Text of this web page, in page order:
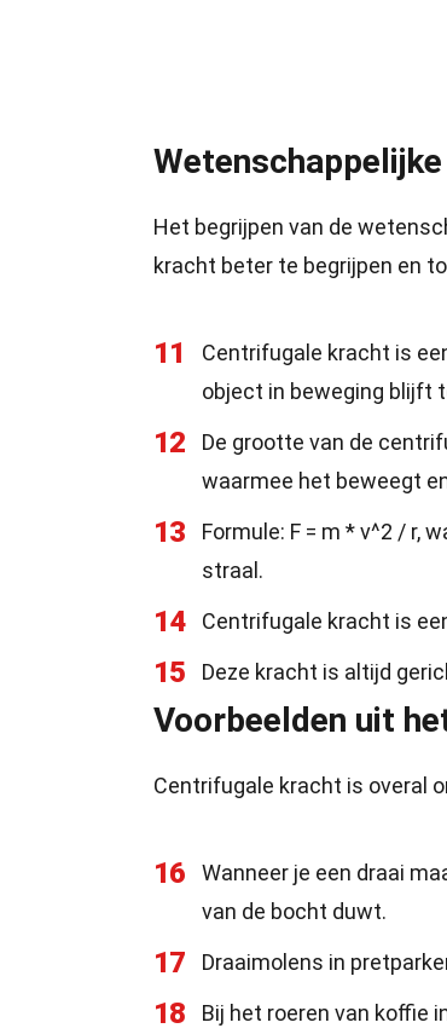
Het begrijpen van de
kracht beter te begrijpen en
11
Centrifugale kracht is
object in beweging blijft
12
De grootte van de
waarmee het beweegt
13
Formule: F = m * v^2 / r,
straal.
14 Centrifugale kracht is
15 Deze kracht is altijd
Voorbeelden uit
Centrifugale kracht is overal
16
Wanneer je een draai
van de bocht duwt.
17 Draaimolens in
18
Bij het roeren van koffie